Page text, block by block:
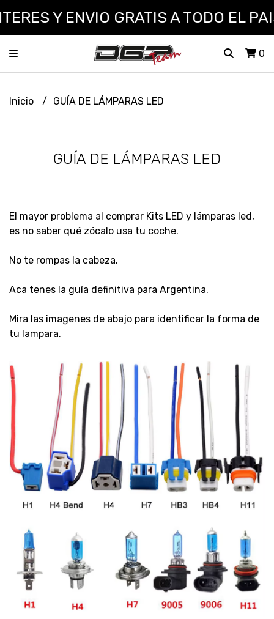
Y ENVIO GRATIS A TODO EL
0
Inicio GUÍA DE LÁMPARAS LED
GUÍA DE LÁMPARAS LED
El mayor problema al comprar Kits LED y lámparas led,
es no saber qué zócalo usa tu coche.
No te rompas la cabeza.
Aca tenes la guía definitiva para Argentina.
Mira las imagenes de abajo para identificar la forma de
tu lampara.